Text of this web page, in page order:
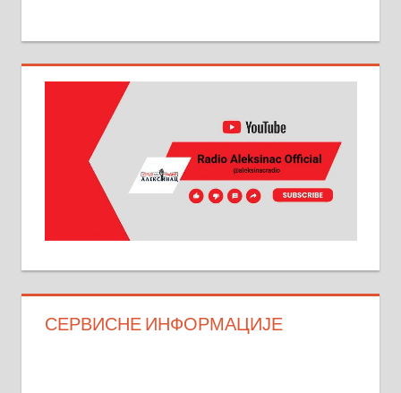
СЕРВИСНЕ ИНФОРМАЦИЈЕ